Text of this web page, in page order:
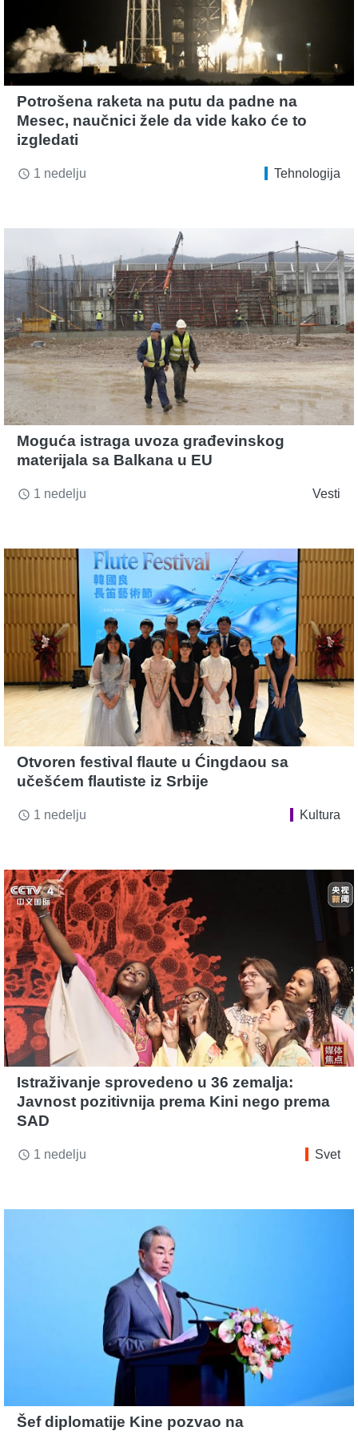
Potrošena raketa na putu da padne na
Mesec, naučnici žele da vide kako će to
izgledati
access_time 1 nedelju Tehnologija
Moguća istraga uvoza građevinskog
materijala sa Balkana u EU
access_time 1 nedelju Vesti
Otvoren festival flaute u Ćingdaou sa
učešćem flautiste iz Srbije
access_time 1 nedelju Kultura
Istraživanje sprovedeno u 36 zemalja:
Javnost pozitivnija prema Kini nego prema
SAD
access_time 1 nedelju Svet
Šef diplomatije Kine pozvao na